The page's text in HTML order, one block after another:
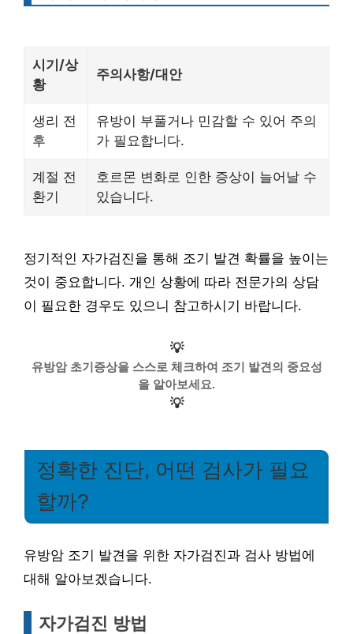
시기/상
황
주의사항/대안
생리 전
후
유방이 부풀거나 민감할 수 있어 주의
가 필요합니다.
계절 전
환기
호르몬 변화로 인한 증상이 늘어날 수
있습니다.
정기적인 자가검진을 통해 조기 발견 확률을 높이는
것이 중요합니다. 개인 상황에 따라 전문가의 상담
이 필요한 경우도 있으니 참고하시기 바랍니다.
💡
유방암 초기증상을 스스로 체크하여 조기 발견의 중요성
을 알아보세요.
💡
정확한 진단, 어떤 검사가 필요
할까?
유방암 조기 발견을 위한 자가검진과 검사 방법에
대해 알아보겠습니다.
자가검진 방법